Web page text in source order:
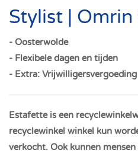
Stylist |
- Oosterwolde
- Flexibele dagen en tijden
- Extra: Vrijwilligersvergoeding
Estafette is een
recyclewinkel winkel kun
verkocht. Ook kunnen